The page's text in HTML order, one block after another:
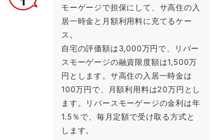
モーゲージで担保にして、サ高住の入
居一時金と月額利用料に充てるケー
ス。
自宅の評価額は3,000万円で、リバー
スモーゲージの融資限度額は1,500万
円とします。サ高住の入居一時金は
100万円で、月額利用料は20万円とし
ます。リバースモーゲージの金利は年
1.5％で、毎月定額で受け取る方式と
します。